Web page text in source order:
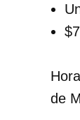
de